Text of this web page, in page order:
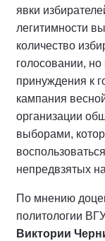
явки
легитимности
количество
голосовании,
принуждения к
кампания
организации
выборами,
непредвзятых
По мнению
политологии
Виктории